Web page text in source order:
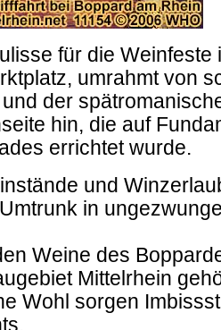
für die Weinfeste
umrahmt von
der
hin, die auf
errichtet wurde.
und
in
Weine des
Mittelrhein
Wohl sorgen